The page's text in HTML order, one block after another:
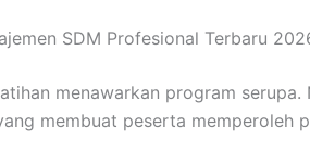
SDM Profesional Terbaru
menawarkan program serupa.
membuat peserta memperoleh